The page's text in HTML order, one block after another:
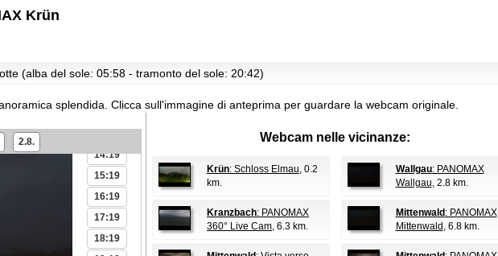
Krün
(alba del sole: 05:58 - tramonto del sole: 20:42)
splendida. Clicca sull'immagine di anteprima per guardare la webcam originale.
2.8.
10:19
14:19
15:19
16:19
17:19
18:19
Webcam nelle vicinanze:
Krün: Schloss Elmau, 0.2
km.
Wallgau: PANOMAX
Wallgau, 2.8 km.
Kranzbach: PANOMAX
360° Live Cam, 6.3 km.
Mittenwald : PANOMAX
Mittenwald , 6.8 km.